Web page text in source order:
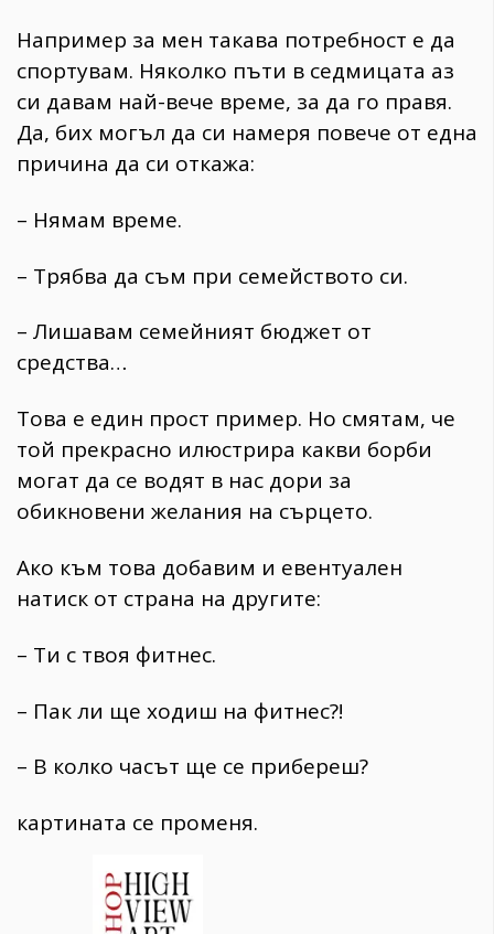
Например за мен такава потребност е да
спортувам. Няколко пъти в седмицата аз
си давам най-вече време, за да го правя.
Да, бих могъл да си намеря повече от една
причина да си откажа:
– Нямам време.
– Трябва да съм при семейството си.
– Лишавам семейният бюджет от
средства…
Това е един прост пример. Но смятам, че
той прекрасно илюстрира какви борби
могат да се водят в нас дори за
обикновени желания на сърцето.
Ако към това добавим и евентуален
натиск от страна на другите:
– Ти с твоя фитнес.
– Пак ли ще ходиш на фитнес?!
– В колко часът ще се прибереш?
картината се променя.